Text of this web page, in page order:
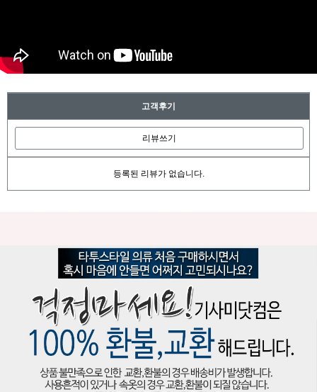
고객후기
리뷰쓰기
등록된 리뷰가 없습니다.